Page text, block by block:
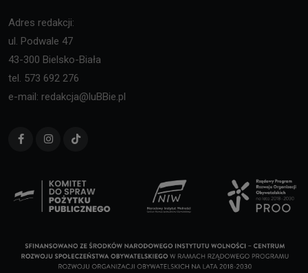
Adres redakcji:
ul. Podwale 47
43-300 Bielsko-Biała
tel. 573 692 276
e-mail: redakcja@luBBie.pl